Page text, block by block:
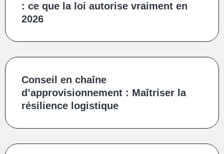
: ce que la loi autorise vraiment en
2026
Conseil en chaîne
d’approvisionnement : Maîtriser la
résilience logistique